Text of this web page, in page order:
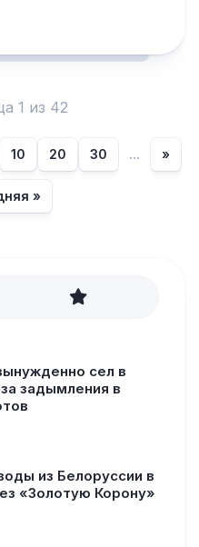
1 из 42
10 20 30 ... »
»
сел в
задымления в
из Белоруссии в
«Золотую Корону»